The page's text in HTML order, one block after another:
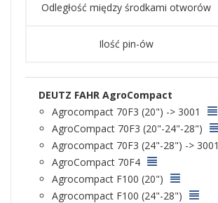
Odległość między środkami otworów
Ilość pin-ów
DEUTZ FAHR AgroCompact
Agrocompact 70F3 (20") -> 3001
AgroCompact 70F3 (20"-24"-28")
Agrocompact 70F3 (24"-28") -> 3001
AgroCompact 70F4
Agrocompact F100 (20")
Agrocompact F100 (24"-28")